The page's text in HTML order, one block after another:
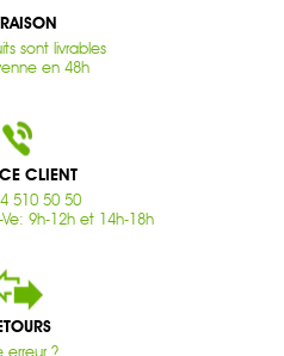
sont livrables
en 48h
CLIENT
510 50 50
9h-12h et 14h-18h
erreur ?